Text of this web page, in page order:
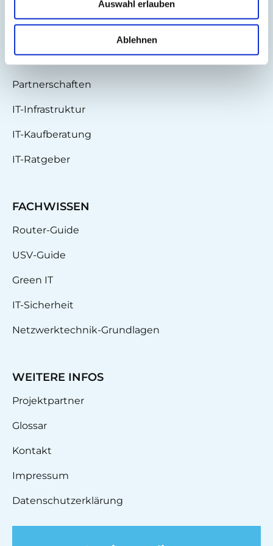
Auswahl erlauben
Ablehnen
News & Updates
Partnerschaften
IT-Infrastruktur
IT-Kaufberatung
IT-Ratgeber
FACHWISSEN
Router-Guide
USV-Guide
Green IT
IT-Sicherheit
Netzwerktechnik-Grundlagen
WEITERE INFOS
Projektpartner
Glossar
Kontakt
Impressum
Datenschutzerklärung